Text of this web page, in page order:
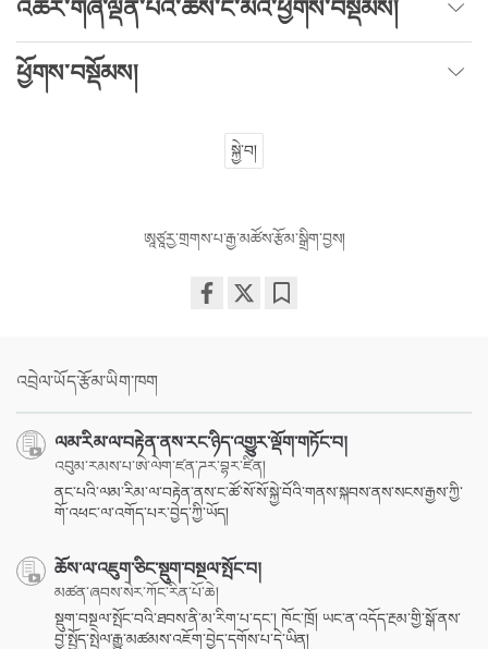
འཆར་གཞི་ལྡན་པའི་ཆོས་ངོ་མའི་ཕྱོགས་བསྡོམས།
ཕྱོགས་བསྡོམས།
སྐྱེ་བ།
ཨཱཙཱརྱ་གྲགས་པ་རྒྱ་མཚོས་རྩོམ་སྒྲིག་བྱས།
འབྲེལ་ཡོད་རྩོམ་ཡིག་ཁག
ལམ་རིམ་ལ་བརྟེན་ནས་རང་ཉིད་འགྱུར་ལྡོག་གཏོང་བ།
འབུམ་རམས་པ་ཨེ་ལེག་ཛན་ཌར་བྷར་ཛིན།
ནང་པའི་ལམ་རིམ་ལ་བརྟེན་ནས་ང་ཚོ་སོ་སོ་སྐྱེ་བོའི་གནས་སྐབས་ནས་སངས་རྒྱས་ཀྱི་
གོ་འཕང་ལ་འགོད་པར་བྱེད་ཀྱི་ཡོད།
ཆོས་ལ་འཇུག་ཅིང་སྡུག་བསྔལ་སྤོང་བ།
མཚན་ཞབས་སེར་ཀོང་རིན་པོ་ཆེ།
སྡུག་བསྔལ་སྤོང་བའི་ཐབས་ནི་མ་རིག་པ་དང་། ཁོང་ཁྲོ། ཡང་ན་འདོད་རྔམ་གྱི་སྒོ་ནས་
བྱ་སྤྱོད་སྤེལ་རྒྱུ་མཚམས་འཇོག་བྱེད་དགོས་པ་དེ་ཡིན།